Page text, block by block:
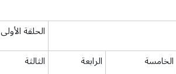
الحلقة الأولى
الخامسة الرابعة الثالثة